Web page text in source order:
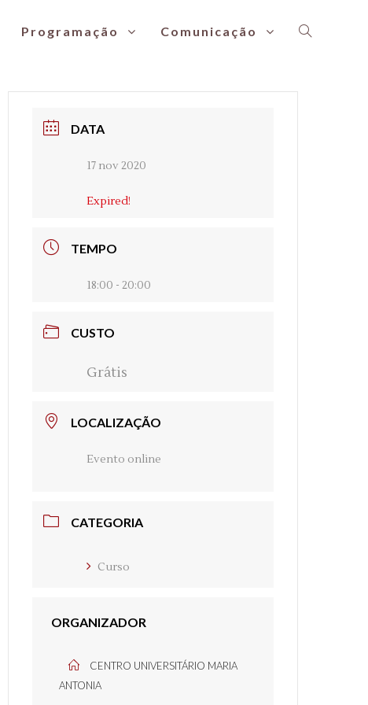
Programação Comunicação
DATA
17 nov 2020
Expired!
TEMPO
18:00 - 20:00
CUSTO
Grátis
LOCALIZAÇÃO
Evento online
CATEGORIA
Curso
ORGANIZADOR
CENTRO UNIVERSITÁRIO MARIA
ANTONIA